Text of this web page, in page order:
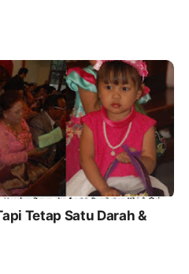
Tetap Satu Darah &